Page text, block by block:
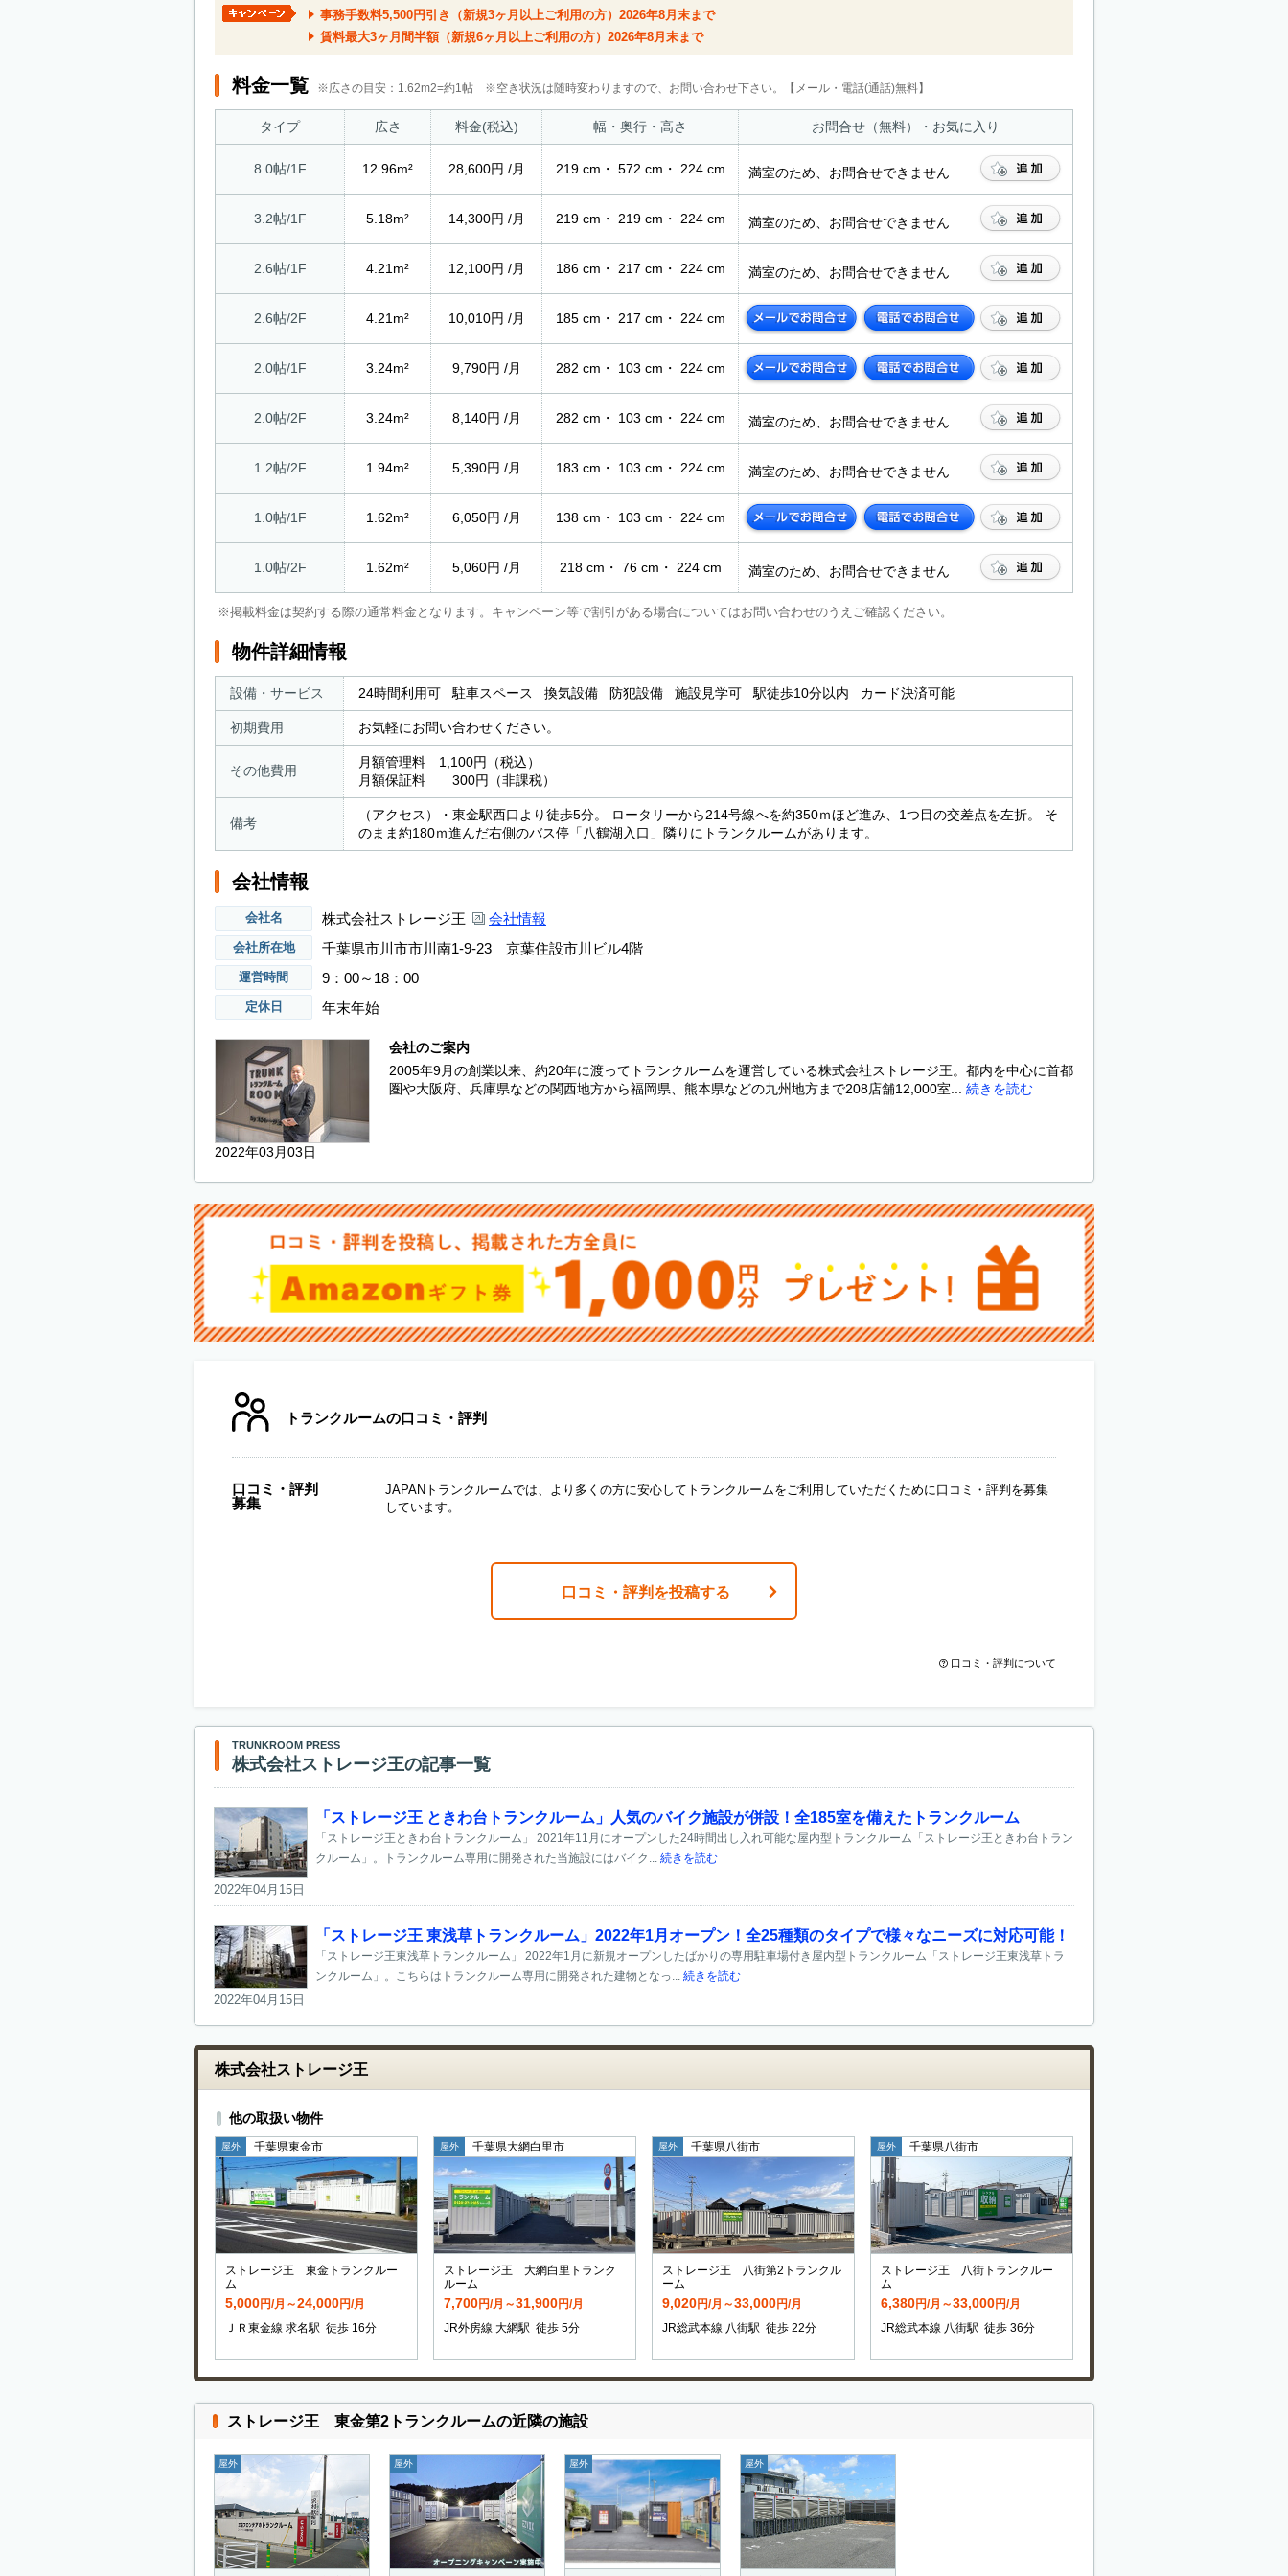
事務手数料5,500円引き（新規3ヶ月以上ご利用の方）2026年8月末まで
賃料最大3ヶ月間半額（新規6ヶ月以上ご利用の方）2026年8月末まで
料金一覧 ※広さの目安：1.62m2=約1帖 ※空き状況は随時変わりますので、お問い合わせ下さい。【メール・電話(通話)無料】
タイプ 広さ 料金(税込) 幅・奥行・高さ お問合せ（無料）・お気に入り
8.0帖/1F 12.96m² 28,600円 /月 219 cm・ 572 cm・ 224 cm 満室のため、お問合せできません
3.2帖/1F 5.18m² 14,300円 /月 219 cm・ 219 cm・ 224 cm 満室のため、お問合せできません
2.6帖/1F 4.21m² 12,100円 /月 186 cm・ 217 cm・ 224 cm 満室のため、お問合せできません
2.6帖/2F 4.21m² 10,010円 /月 185 cm・ 217 cm・ 224 cm
2.0帖/1F 3.24m² 9,790円 /月 282 cm・ 103 cm・ 224 cm
2.0帖/2F 3.24m² 8,140円 /月 282 cm・ 103 cm・ 224 cm 満室のため、お問合せできません
1.2帖/2F 1.94m² 5,390円 /月 183 cm・ 103 cm・ 224 cm 満室のため、お問合せできません
1.0帖/1F 1.62m² 6,050円 /月 138 cm・ 103 cm・ 224 cm
1.0帖/2F 1.62m² 5,060円 /月 218 cm・ 76 cm・ 224 cm 満室のため、お問合せできません
※掲載料金は契約する際の通常料金となります。キャンペーン等で割引がある場合についてはお問い合わせのうえご確認ください。
物件詳細情報
設備・サービス 24時間利用可 駐車スペース 換気設備 防犯設備 施設見学可 駅徒歩10分以内 カード決済可能
初期費用 お気軽にお問い合わせください。
その他費用
月額管理料 1,100円（税込）
月額保証料 300円（非課税）
備考
（アクセス）・東金駅西口より徒歩5分。 ロータリーから214号線へを約350ｍほど進み、1つ目の交差点を左折。 そ
のまま約180ｍ進んだ右側のバス停「八鶴湖入口」隣りにトランクルームがあります。
会社情報
会社名 株式会社ストレージ王 会社情報
会社所在地 千葉県市川市市川南1-9-23 京葉住設市川ビル4階
運営時間 9：00～18：00
定休日 年末年始
2022年03月03日
会社のご案内
2005年9月の創業以来、約20年に渡ってトランクルームを運営している株式会社ストレージ王。都内を中心に首都
圏や大阪府、兵庫県などの関西地方から福岡県、熊本県などの九州地方まで208店舗12,000室...
続きを読む
トランクルームの口コミ・評判
口コミ・評判
募集
JAPANトランクルームでは、より多くの方に安心してトランクルームをご利用していただくために口コミ・評判を募集
しています。
口コミ・評判を投稿する
口コミ・評判について
TRUNKROOM PRESS
株式会社ストレージ王の記事一覧
「ストレージ王 ときわ台トランクルーム」人気のバイク施設が併設！全185室を備えたトランクルーム
「ストレージ王ときわ台トランクルーム」 2021年11月にオープンした24時間出し入れ可能な屋内型トランクルーム「ストレージ王ときわ台トラン
クルーム」。トランクルーム専用に開発された当施設にはバイク...
続きを読む
2022年04月15日
「ストレージ王 東浅草トランクルーム」2022年1月オープン！全25種類のタイプで様々なニーズに対応可能！
「ストレージ王東浅草トランクルーム」 2022年1月に新規オープンしたばかりの専用駐車場付き屋内型トランクルーム「ストレージ王東浅草トラ
ンクルーム」。こちらはトランクルーム専用に開発された建物となっ...
続きを読む
2022年04月15日
株式会社ストレージ王
他の取扱い物件
屋外 千葉県東金市
ストレージ王 東金トランクルー
ム
5,000円/月～24,000円/月
ＪＲ東金線 求名駅 徒歩 16分
屋外 千葉県大網白里市
ストレージ王 大網白里トランク
ルーム
7,700円/月～31,900円/月
JR外房線 大網駅 徒歩 5分
屋外 千葉県八街市
ストレージ王 八街第2トランクル
ーム
9,020円/月～33,000円/月
JR総武本線 八街駅 徒歩 22分
屋外 千葉県八街市
ストレージ王 八街トランクルー
ム
6,380円/月～33,000円/月
JR総武本線 八街駅 徒歩 36分
ストレージ王 東金第2トランクルームの近隣の施設
屋外 屋外 屋外 屋外